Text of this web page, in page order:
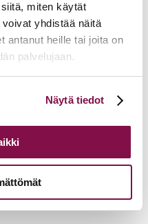
miten käytät
yhdistää näitä
antanut heille tai joita on
palvelujaan.
linkistä.
Näytä tiedot